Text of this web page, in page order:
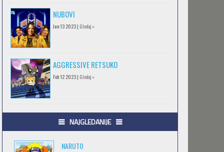
NUBOVI
Jun 13 2023 | Gledaj »
AGGRESSIVE RETSUKO
Feb 12 2023 | Gledaj »
.HACK//GIFT
Feb 12 2023 |Gledaj »
NAJGLEDANIJE
NARUTO